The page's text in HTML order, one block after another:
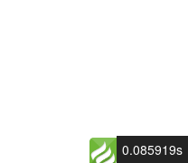
0.085919s